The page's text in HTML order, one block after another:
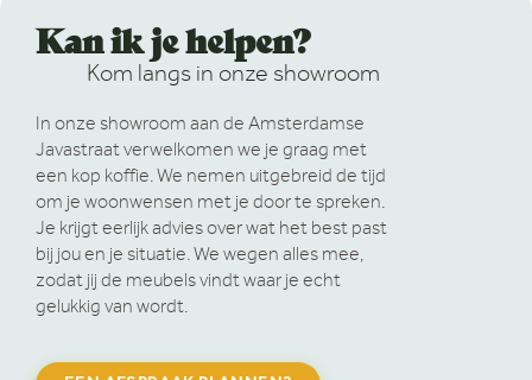
Kan ik je helpen?
Kom langs in onze showroom
In onze showroom aan de Amsterdamse
Javastraat verwelkomen we je graag met
een kop koffie. We nemen uitgebreid de tijd
om je woonwensen met je door te spreken.
Je krijgt eerlijk advies over wat het best past
bij jou en je situatie. We wegen alles mee,
zodat jij de meubels vindt waar je echt
gelukkig van wordt.